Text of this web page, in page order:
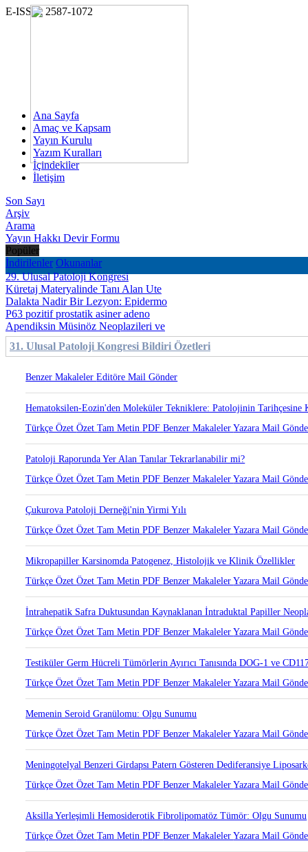
E-ISSN: 2587-1072
Ana Sayfa
Amaç ve Kapsam
Yayın Kurulu
Yazım Kuralları
İçindekiler
İletişim
Son Sayı
Arşiv
Arama
Yayın Hakkı Devir Formu
Popüler
İndirilenler Okunanlar
29. Ulusal Patoloji Kongresi
Küretaj Materyalinde Tanı Alan Ute
Dalakta Nadir Bir Lezyon: Epidermo
P63 pozitif prostatik asiner adeno
Apendiksin Müsinöz Neoplazileri ve
31. Ulusal Patoloji Kongresi Bildiri Özetleri
Benzer MakalelerEditöre Mail Gönder
Hematoksilen-Eozin'den Moleküler Tekniklere: Patolojinin Tarihçesine
Türkçe ÖzetÖzetTam MetinPDFBenzer MakalelerYazara Mail
Patoloji Raporunda Yer Alan Tanılar Tekrarlanabilir mi?
Türkçe ÖzetÖzetTam MetinPDFBenzer MakalelerYazara Mail
Çukurova Patoloji Derneği'nin Yirmi Yılı
Türkçe ÖzetÖzetTam MetinPDFBenzer MakalelerYazara Mail
Mikropapiller Karsinomda Patogenez, Histolojik ve Klinik Özellikler
Türkçe ÖzetÖzetTam MetinPDFBenzer MakalelerYazara Mail
İntrahepatik Safra Duktusundan Kaynaklanan İntraduktal Papiller
Türkçe ÖzetÖzetTam MetinPDFBenzer MakalelerYazara Mail
Testiküler Germ Hücreli Tümörlerin Ayırıcı Tanısında DOG-1 ve
Türkçe ÖzetÖzetTam MetinPDFBenzer MakalelerYazara Mail
Memenin Seroid Granülomu: Olgu Sunumu
Türkçe ÖzetÖzetTam MetinPDFBenzer MakalelerYazara Mail
Meningotelyal Benzeri Girdapsı Patern Gösteren Dediferansiye
Türkçe ÖzetÖzetTam MetinPDFBenzer MakalelerYazara Mail
Aksilla Yerleşimli Hemosiderotik Fibrolipomatöz Tümör: Olgu Sunumu
Türkçe ÖzetÖzetTam MetinPDFBenzer MakalelerYazara Mail